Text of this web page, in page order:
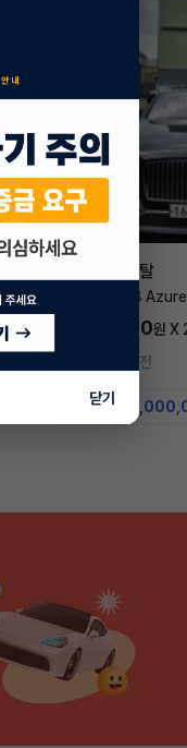
벤틀리 컨티넨탈
4.0 V8 Azure
5,577,270원 X
2주 전
지원금
닫기